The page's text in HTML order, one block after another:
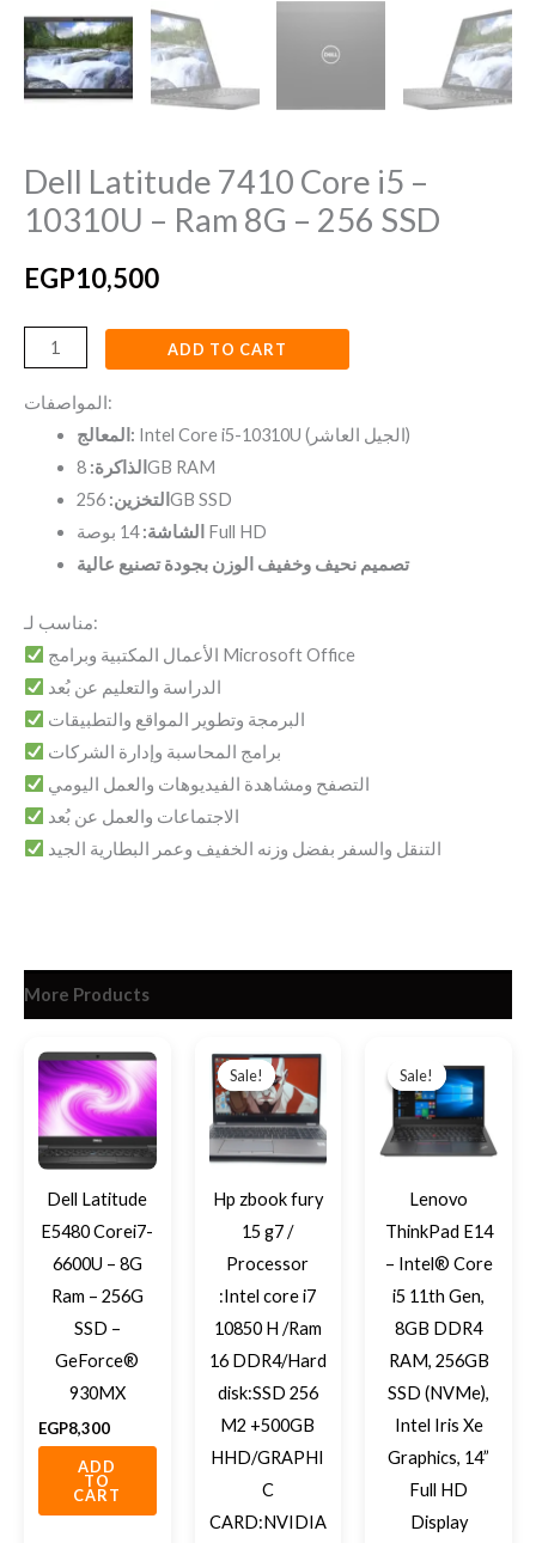
Dell Latitude 7410 Core i5 –
10310U – Ram 8G – 256 SSD
EGP10,500
المواصفات:
المعالج:
Intel Core i5-10310U (الجيل العاشر)
الذاكرة: 8GB RAM
التخزين: 256GB SSD
الشاشة: 14 بوصة Full HD
تصميم نحيف وخفيف الوزن بجودة تصنيع عالية
مناسب لـ:
الأعمال المكتبية وبرامج Microsoft Office
الدراسة والتعليم عن بُعد
البرمجة وتطوير المواقع والتطبيقات
برامج المحاسبة وإدارة الشركات
التصفح ومشاهدة الفيديوهات والعمل اليومي
الاجتماعات والعمل عن بُعد
التنقل والسفر بفضل وزنه الخفيف وعمر البطارية الجيد
SSD
quantity
ADD TO CART
More Products
Dell Latitude
E5480 Corei7-
6600U – 8G
Ram – 256G
SSD –
GeForce®
930MX
EGP8,300
ADD
TO
CART
Sale!
Sale!
Hp zbook fury
15 g7 /
Processor
:Intel core i7
10850 H /Ram
16 DDR4/Hard
disk:SSD 256
M2 +500GB
HHD/GRAPHI
C
CARD:NVIDIA
price
was:
EGP27,900.
price
is:
EGP26,500.
Sale!
Sale!
Lenovo
ThinkPad E14
– Intel® Core
i5 11th Gen,
8GB DDR4
RAM, 256GB
SSD (NVMe),
Intel Iris Xe
Graphics, 14”
Full HD
Display
price
was:
price
is: